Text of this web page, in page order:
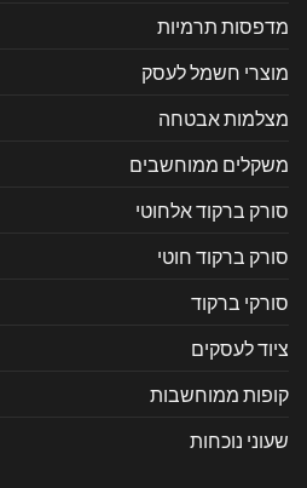
מדפסות תרמיות
מוצרי חשמל לעסק
מצלמות אבטחה
משקלים ממוחשבים
סורק ברקוד אלחוטי
סורק ברקוד חוטי
סורקי ברקוד
ציוד לעסקים
קופות ממוחשבות
שעוני נוכחות